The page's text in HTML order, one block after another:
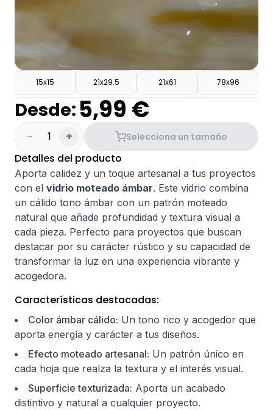
15x15 21x29.5 21x61 78x96
Desde: 5,99 €
- 1 + Selecciona un tamaño
Detalles del producto
Aporta calidez y un toque artesanal a tus proyectos
con el vidrio moteado ámbar. Este vidrio combina
un cálido tono ámbar con un patrón moteado
natural que añade profundidad y textura visual a
cada pieza. Perfecto para proyectos que buscan
destacar por su carácter rústico y su capacidad de
transformar la luz en una experiencia vibrante y
acogedora.
Características destacadas:
Color ámbar cálido: Un tono rico y acogedor que
aporta energía y carácter a tus diseños.
Efecto moteado artesanal: Un patrón único en
cada hoja que realza la textura y el interés visual.
Superficie texturizada: Aporta un acabado
distintivo y natural a cualquier proyecto.